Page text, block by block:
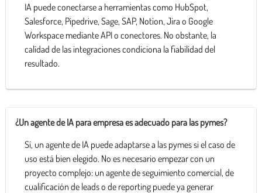
IA puede conectarse a herramientas como HubSpot,
Salesforce, Pipedrive, Sage, SAP, Notion, Jira o Google
Workspace mediante API o conectores. No obstante, la
calidad de las integraciones condiciona la fiabilidad del
resultado.
¿Un agente de IA para empresa es adecuado para las pymes?
Sí, un agente de IA puede adaptarse a las pymes si el caso de
uso está bien elegido. No es necesario empezar con un
proyecto complejo: un agente de seguimiento comercial, de
cualificación de leads o de reporting puede ya generar